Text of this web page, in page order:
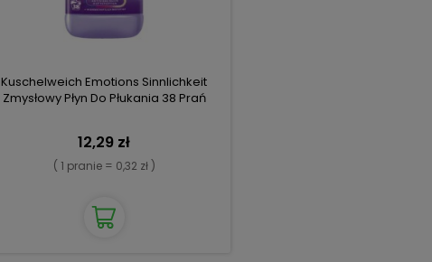
Kuschelweich Emotions Sinnlichkeit
Zmysłowy Płyn Do Płukania 38 Prań
12,29 zł
( 1 pranie = 0,32 zł )